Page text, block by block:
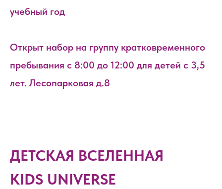
учебный год
Открыт набор на группу кратковременного
пребывания с 8:00 до 12:00 для детей с 3,5
лет. Лесопарковая д.8
ДЕТСКАЯ ВСЕЛЕННАЯ
KIDS UNIVERSE